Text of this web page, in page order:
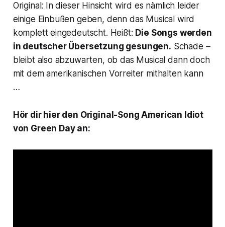
Original: In dieser Hinsicht wird es nämlich leider
einige Einbußen geben, denn das Musical wird
komplett eingedeutscht. Heißt: Die Songs werden
in deutscher Übersetzung gesungen. Schade –
bleibt also abzuwarten, ob das Musical dann doch
mit dem amerikanischen Vorreiter mithalten kann
…
Hör dir hier den Original-Song American Idiot
von Green Day an: